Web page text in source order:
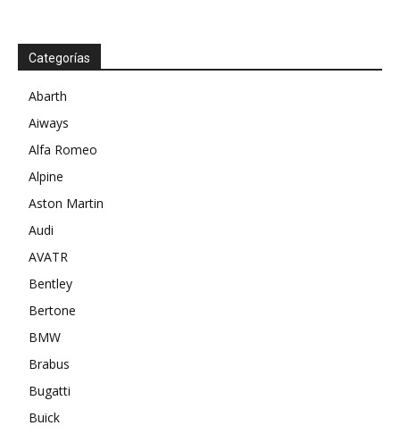
Categorías
Abarth
Aiways
Alfa Romeo
Alpine
Aston Martin
Audi
AVATR
Bentley
Bertone
BMW
Brabus
Bugatti
Buick